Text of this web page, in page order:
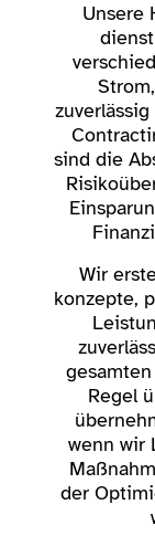
Unsere
sind die
Wir
konzepte,
Regel
wenn wir
der